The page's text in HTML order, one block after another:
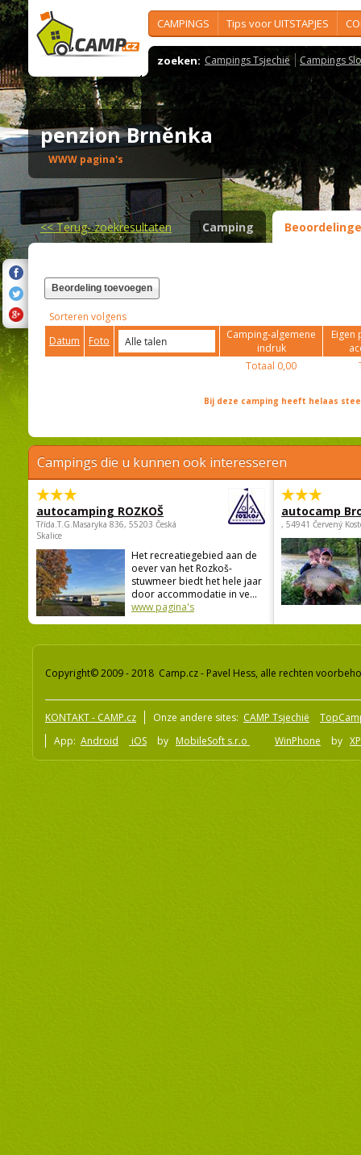
CAMPINGS Tips voor UITSTAPJES
zoeken: Campings Tsjechië Campings
penzion Brněnka
WWW pagina's
<<Terug- zoekresultaten Camping
Beordeling toevoegen
Sorteren volgens
Datum
Foto
Camping-algemene
indruk
Eigen
Totaal 0,00
Bij deze camping heeft helaas
Campings die u kunnen ook interesseren
autocamping ROZKOŠ
Třída.T.G.Masaryka 836, 55203 Česká
Skalice
Het recreatiegebied aan de
oever van het Rozkoš-
stuwmeer biedt het hele jaar
door accommodatie in ve...
www pagina's
autocamp
, 54941 Červený
Copyright© 2009 - 2018 Camp.cz - Pavel Hess, alle rechten
KONTAKT - CAMP.cz Onze andere sites: CAMP Tsjechië
App: Android iOS by MobileSoft s.r.o WinPhone by